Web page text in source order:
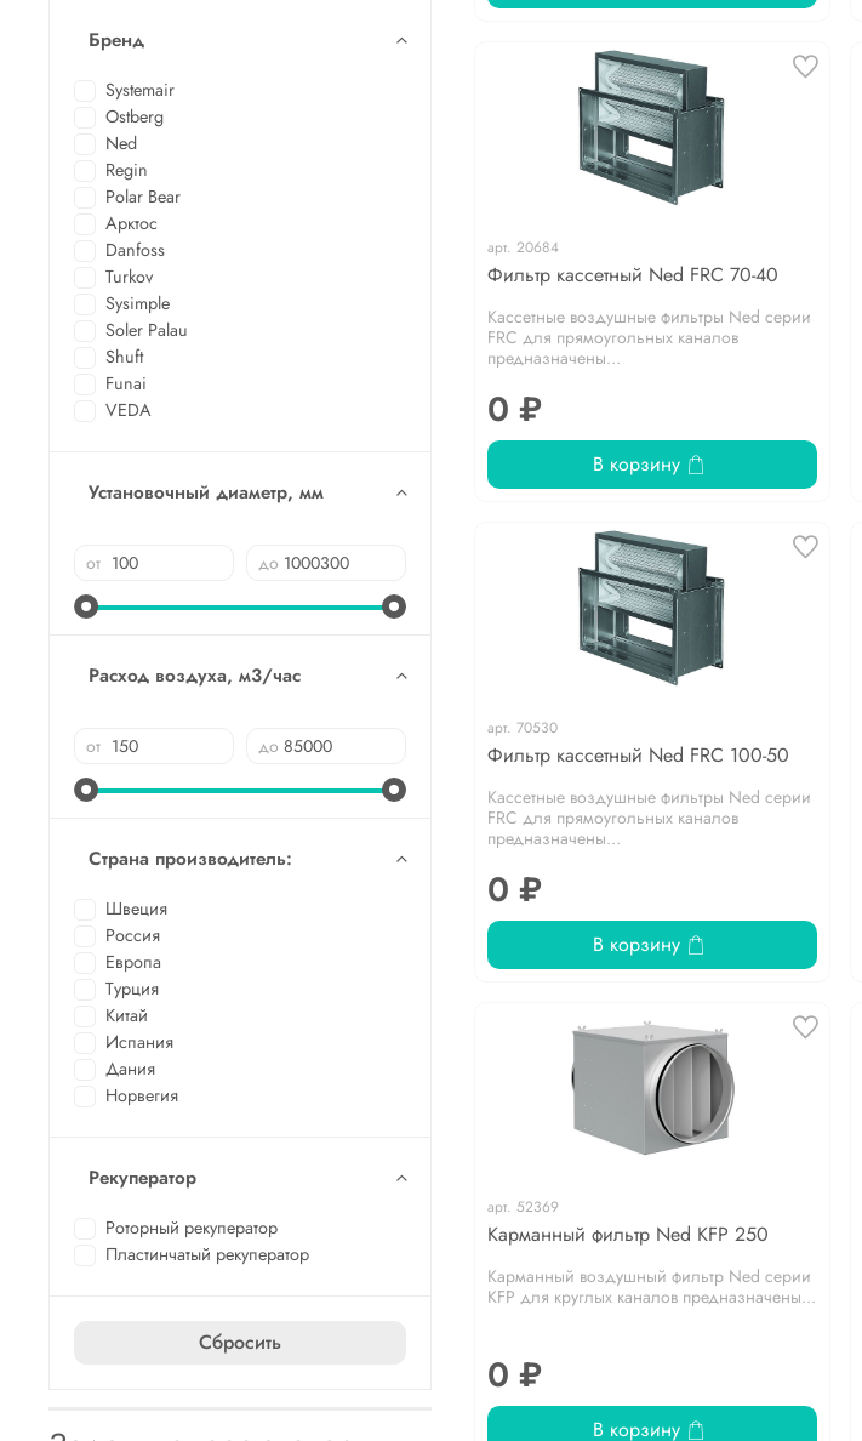
арт.20684
Фильтр кассетный Ned FRC 70-40
Кассетные воздушные фильтры Ned серии
FRC для прямоугольных каналов
предназначены...
0 ₽
В корзину
арт.70530
Фильтр кассетный Ned FRC 100-50
Кассетные воздушные фильтры Ned серии
FRC для прямоугольных каналов
предназначены...
0 ₽
В корзину
арт.52369
Карманный фильтр Ned KFP 250
Карманный воздушный фильтр Ned серии
KFP для круглых каналов предназначены...
0 ₽
В корзину
Бренд
Systemair
Ostberg
Ned
Regin
Polar Bear
Арктос
Danfoss
Turkov
Sysimple
Soler Palau
Shuft
Funai
VEDA
Установочный диаметр, мм
от до
Расход воздуха, м3/час
от до
Страна производитель:
Швеция
Россия
Европа
Турция
Китай
Испания
Дания
Норвегия
Рекуператор
Роторный рекуператор
Пластинчатый рекуператор
Сбросить